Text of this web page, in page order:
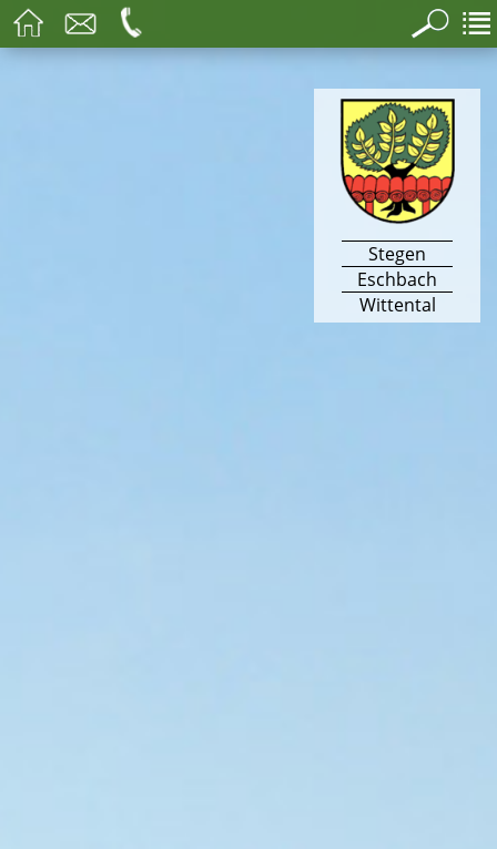
Stegen
Eschbach
Wittental